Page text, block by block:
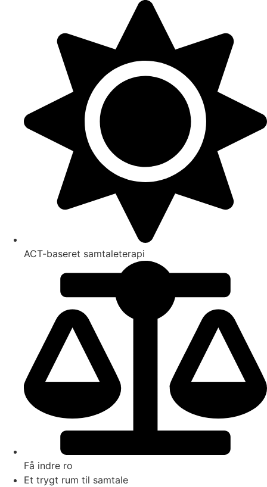
ACT-baseret samtaleterapi
Få indre ro
Et trygt rum til samtale